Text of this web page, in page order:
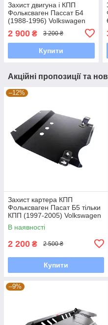
Захист двигуна і КПП
Фольксваген Пассат Б4
(1988-1996) Volkswagen
2 900 ₴ 3 200 ₴
Купити
Акційні пропозиції та
–12%
Захист картера КПП
Фольксваген Пасат Б5 тільки
КПП (1997-2005) Volkswagen
Passat В5
В наявності
2 200 ₴ 2 500 ₴
Купити
–9%